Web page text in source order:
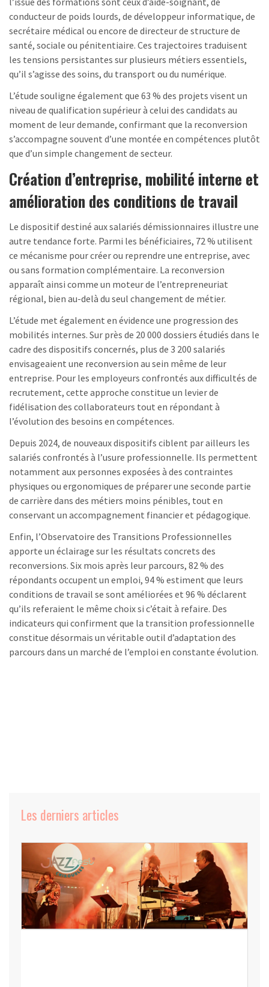
conducteur de poids lourds, de développeur informatique, de
secrétaire médical ou encore de directeur de structure de
santé, sociale ou pénitentiaire. Ces trajectoires traduisent
les tensions persistantes sur plusieurs métiers essentiels,
qu’il s’agisse des soins, du transport ou du numérique.
L’étude souligne également que 63 % des projets visent un
niveau de qualification supérieur à celui des candidats au
moment de leur demande, confirmant que la reconversion
s’accompagne souvent d’une montée en compétences plutôt
que d’un simple changement de secteur.
Création d’entreprise, mobilité interne et
amélioration des conditions de travail
Le dispositif destiné aux salariés démissionnaires illustre une
autre tendance forte. Parmi les bénéficiaires, 72 % utilisent
ce mécanisme pour créer ou reprendre une entreprise, avec
ou sans formation complémentaire. La reconversion
apparaît ainsi comme un moteur de l’entrepreneuriat
régional, bien au-delà du seul changement de métier.
L’étude met également en évidence une progression des
mobilités internes. Sur près de 20 000 dossiers étudiés dans le
cadre des dispositifs concernés, plus de 3 200 salariés
envisageaient une reconversion au sein même de leur
entreprise. Pour les employeurs confrontés aux difficultés de
recrutement, cette approche constitue un levier de
fidélisation des collaborateurs tout en répondant à
l’évolution des besoins en compétences.
Depuis 2024, de nouveaux dispositifs ciblent par ailleurs les
salariés confrontés à l’usure professionnelle. Ils permettent
notamment aux personnes exposées à des contraintes
physiques ou ergonomiques de préparer une seconde partie
de carrière dans des métiers moins pénibles, tout en
conservant un accompagnement financier et pédagogique.
Enfin, l’Observatoire des Transitions Professionnelles
apporte un éclairage sur les résultats concrets des
reconversions. Six mois après leur parcours, 82 % des
répondants occupent un emploi, 94 % estiment que leurs
conditions de travail se sont améliorées et 96 % déclarent
qu’ils referaient le même choix si c’était à refaire. Des
indicateurs qui confirment que la transition professionnelle
constitue désormais un véritable outil d’adaptation des
parcours dans un marché de l’emploi en constante évolution.
Les derniers articles